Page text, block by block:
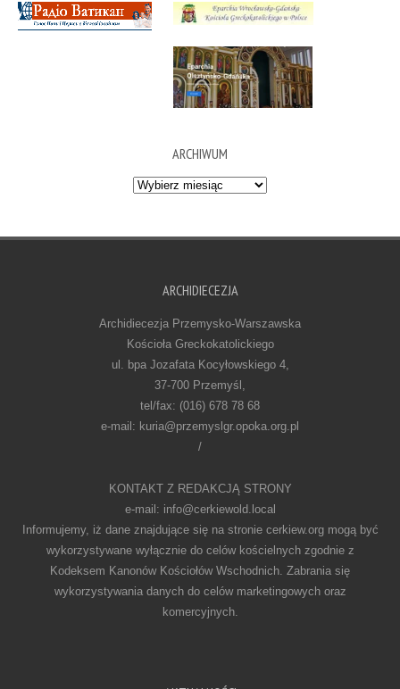
ARCHIWUM
Archiwum
ARCHIDIECEZJA
Archidiecezja Przemysko-Warszawska
Kościoła Greckokatolickiego
ul. bpa Jozafata Kocyłowskiego 4,
37-700 Przemyśl,
tel/fax: (016) 678 78 68
e-mail: kuria@przemyslgr.opoka.org.pl
/
KONTAKT Z REDAKCJĄ STRONY
e-mail: info@cerkiewold.local
Informujemy, iż dane znajdujące się na stronie cerkiew.org mogą być
wykorzystywane wyłącznie do celów kościelnych zgodnie z
Kodeksem Kanonów Kościołów Wschodnich. Zabrania się
wykorzystywania danych do celów marketingowych oraz
komercyjnych.